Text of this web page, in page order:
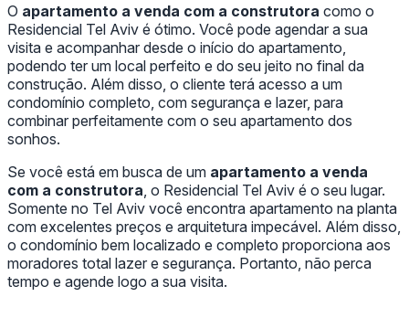
O apartamento a venda com a construtora como o
Residencial Tel Aviv é ótimo. Você pode agendar a sua
visita e acompanhar desde o início do apartamento,
podendo ter um local perfeito e do seu jeito no final da
construção. Além disso, o cliente terá acesso a um
condomínio completo, com segurança e lazer, para
combinar perfeitamente com o seu apartamento dos
sonhos.
Se você está em busca de um apartamento a venda
com a construtora , o Residencial Tel Aviv é o seu lugar.
Somente no Tel Aviv você encontra apartamento na planta
com excelentes preços e arquitetura impecável. Além disso,
o condomínio bem localizado e completo proporciona aos
moradores total lazer e segurança. Portanto, não perca
tempo e agende logo a sua visita.